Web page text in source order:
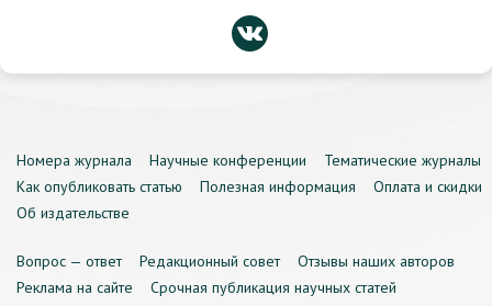
Номера журнала Научные конференции
Тематические журналы
Как опубликовать статью
Полезная информация
Оплата и скидки
Об издательстве
Вопрос — ответ Редакционный совет
Отзывы наших авторов
Реклама на сайте
Срочная публикация научных статей